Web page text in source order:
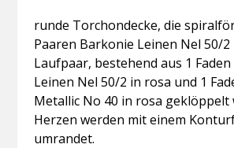
runde Torchondecke, die
Paaren Barkonie Leinen Nel 50/2
Laufpaar, bestehend aus 1
Leinen Nel 50/2 in rosa und 1
Metallic No 40 in rosa geklöppelt
Herzen werden mit einem
umrandet.